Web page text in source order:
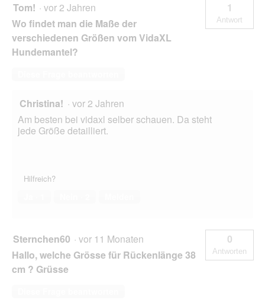
Tom! · vor 2 Jahren
Wo findet man die Maße der
verschiedenen Größen vom VidaXL
Hundemantel?
1
Antwort
Christina! · vor 2 Jahren
Am besten bei vidaxl selber schauen. Da steht
jede Größe detailliert.
Hilfreich?
Sternchen60 · vor 11 Monaten
Hallo, welche Grösse für Rückenlänge 38
cm ? Grüsse
0
Antworten